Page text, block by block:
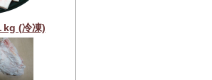
kg (冷凍)